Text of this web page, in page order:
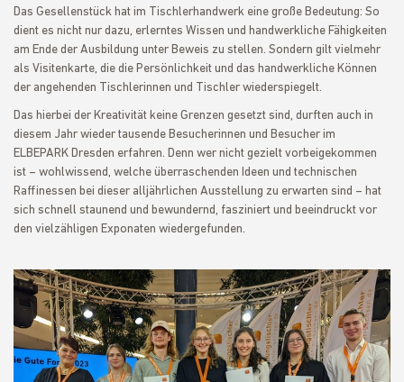
Das Gesellenstück hat im Tischlerhandwerk eine große Bedeutung: So
dient es nicht nur dazu, erlerntes Wissen und handwerkliche Fähigkeiten
am Ende der Ausbildung unter Beweis zu stellen. Sondern gilt vielmehr
als Visitenkarte, die die Persönlichkeit und das handwerkliche Können
der angehenden Tischlerinnen und Tischler wiederspiegelt.
Das hierbei der Kreativität keine Grenzen gesetzt sind, durften auch in
diesem Jahr wieder tausende Besucherinnen und Besucher im
ELBEPARK Dresden erfahren. Denn wer nicht gezielt vorbeigekommen
ist – wohlwissend, welche überraschenden Ideen und technischen
Raffinessen bei dieser alljährlichen Ausstellung zu erwarten sind – hat
sich schnell staunend und bewundernd, fasziniert und beeindruckt vor
den vielzähligen Exponaten wiedergefunden.